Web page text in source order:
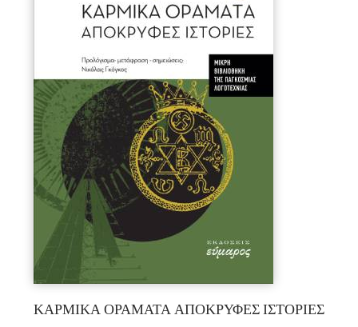
ΚΑΡΜΙΚΑ ΟΡΑΜΑΤΑ ΑΠΟΚΡΥΦΕΣ ΙΣΤΟΡΙΕΣ